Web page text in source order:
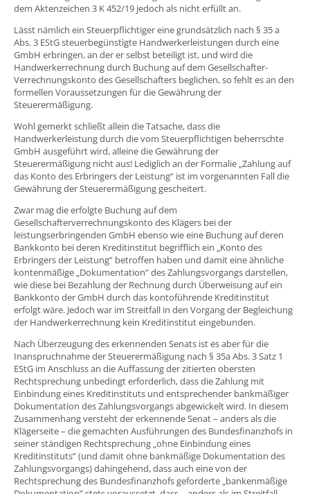
dem Aktenzeichen 3 K 452/19 jedoch als nicht erfüllt an.
Lässt nämlich ein Steuerpflichtiger eine grundsätzlich nach § 35 a
Abs. 3 EStG steuerbegünstigte Handwerkerleistungen durch eine
GmbH erbringen, an der er selbst beteiligt ist, und wird die
Handwerkerrechnung durch Buchung auf dem Gesellschafter-
Verrechnungskonto des Gesellschafters beglichen, so fehlt es an den
formellen Voraussetzungen für die Gewährung der
Steuerermäßigung.
Wohl gemerkt schließt allein die Tatsache, dass die
Handwerkerleistung durch die vom Steuerpflichtigen beherrschte
GmbH ausgeführt wird, alleine die Gewährung der
Steuerermäßigung nicht aus! Lediglich an der Formalie „Zahlung auf
das Konto des Erbringers der Leistung“ ist im vorgenannten Fall die
Gewährung der Steuerermäßigung gescheitert.
Zwar mag die erfolgte Buchung auf dem
Gesellschafterverrechnungskonto des Klägers bei der
leistungserbringenden GmbH ebenso wie eine Buchung auf deren
Bankkonto bei deren Kreditinstitut begrifflich ein „Konto des
Erbringers der Leistung” betroffen haben und damit eine ähnliche
kontenmäßige „Dokumentation” des Zahlungsvorgangs darstellen,
wie diese bei Bezahlung der Rechnung durch Überweisung auf ein
Bankkonto der GmbH durch das kontoführende Kreditinstitut
erfolgt wäre. Jedoch war im Streitfall in den Vorgang der Begleichung
der Handwerkerrechnung kein Kreditinstitut eingebunden.
Nach Überzeugung des erkennenden Senats ist es aber für die
Inanspruchnahme der Steuerermäßigung nach § 35a Abs. 3 Satz 1
EStG im Anschluss an die Auffassung der zitierten obersten
Rechtsprechung unbedingt erforderlich, dass die Zahlung mit
Einbindung eines Kreditinstituts und entsprechender bankmäßiger
Dokumentation des Zahlungsvorgangs abgewickelt wird. In diesem
Zusammenhang versteht der erkennende Senat – anders als die
Klägerseite – die gemachten Ausführungen des Bundesfinanzhofs in
seiner ständigen Rechtsprechung „ohne Einbindung eines
Kreditinstituts” (und damit ohne bankmäßige Dokumentation des
Zahlungsvorgangs) dahingehend, dass auch eine von der
Rechtsprechung des Bundesfinanzhofs geforderte „bankenmäßige